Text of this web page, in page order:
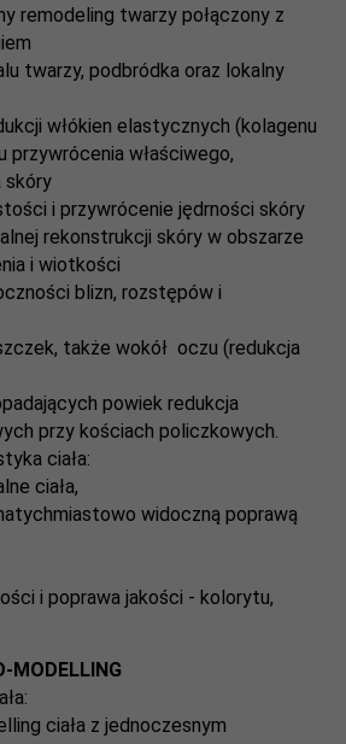
remodeling twarzy połączony z
twarzy, podbródka oraz lokalny
włókien elastycznych (kolagenu
przywrócenia właściwego,
skóry
i przywrócenie jędrności skóry
rekonstrukcji skóry w obszarze
i wiotkości
blizn, rozstępów i
także wokół oczu (redukcja
powiek redukcja
przy kościach policzkowych.
ciała:
ciała,
widoczną poprawą
i poprawa jakości - kolorytu,
MODELLING
ciała z jednoczesnym